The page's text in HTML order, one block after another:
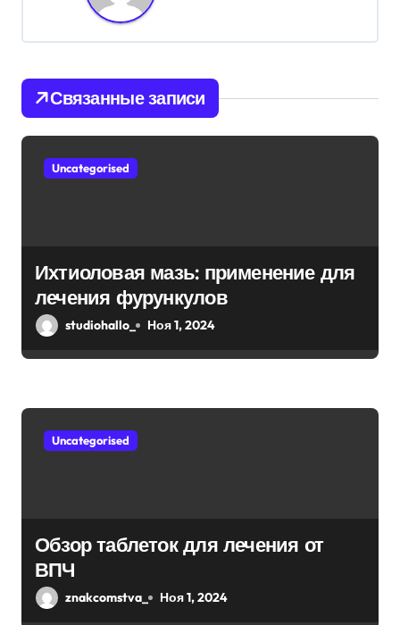
и
я
п
о
и
я
м
Связанные записи
Uncategorised
Ихтиоловая мазь: применение для
лечения фурункулов
studiohallo_ Ноя 1, 2024
Uncategorised
Обзор таблеток для лечения от
ВПЧ
znakcomstva_ Ноя 1, 2024